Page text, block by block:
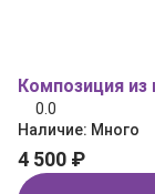
Композиция
0.0
Наличие: Много
4 500 ₽